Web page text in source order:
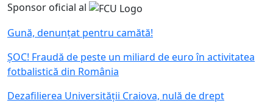
Sponsor oficial al
Gună, denunțat pentru camătă!
ȘOC! Fraudă de peste un miliard de euro în activitatea
fotbalistică din România
Dezafilierea Universității Craiova, nulă de drept